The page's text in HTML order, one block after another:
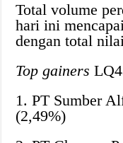
Total volume
hari ini
dengan total
Top gainers
1. PT Sumber
(2,49%)